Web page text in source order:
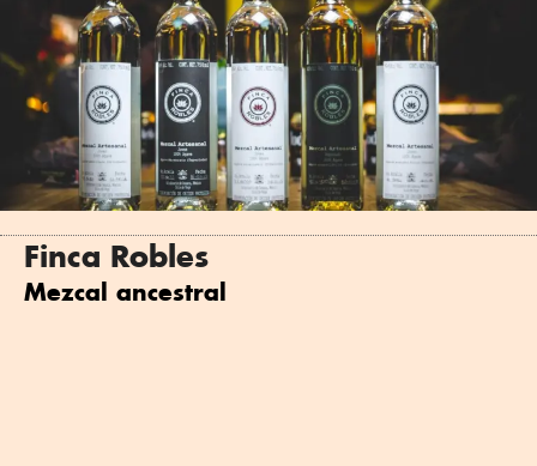
Finca Robles
Mezcal ancestral